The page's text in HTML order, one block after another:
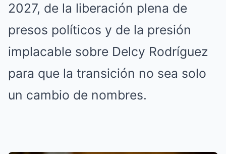
2027, de la liberación plena de
presos políticos y de la presión
implacable sobre Delcy Rodríguez
para que la transición no sea solo
un cambio de nombres.